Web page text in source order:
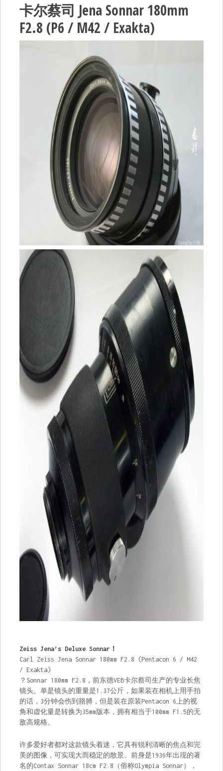
卡尔蔡司 Jena Sonnar 180mm
F2.8 (P6 / M42 / Exakta)
Zeiss Jena’s Deluxe Sonnar！
Carl Zeiss Jena Sonnar 180mm F2.8 (Pentacon 6 / M42
/ Exakta)
？Sonnar 180mm F2.8，前东德VEB卡尔蔡司生产的专业长焦
镜头。单是镜头的重量是1.37公斤，如果装在相机上用手拍
的话，3分钟会伤到胳膊，但是装在原装Pentacon 6上的视
角和虚化量是转换为35mm版本，拥有相当于100mm F1.5的无
敌高规格。
许多爱好者都对这款镜头着迷，它具有锐利清晰的焦点和完
美的图像，可实现大而稳定的散景。前身是1936年出现的著
名的Contax Sonnar 18cm F2.8（俗称Olympia Sonnar），